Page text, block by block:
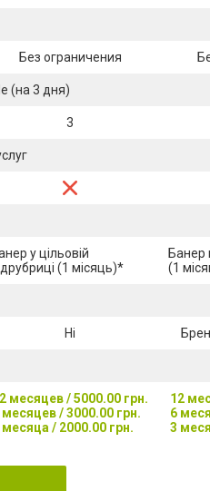
Без ограничения
(на 3 дня)
3
у цільовій
(1 місяць)*
Банер
(1
Ні
месяцев / 5000.00 грн.
месяцев / 3000.00 грн.
месяца / 2000.00 грн.
12
6
3